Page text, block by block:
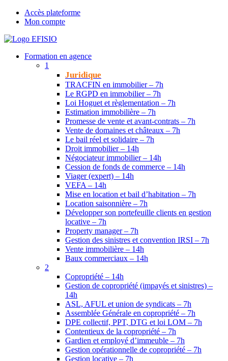
Accès plateforme
Mon compte
Formation en agence
1
Juridique
TRACFIN en immobilier – 7h
Le RGPD en immobilier – 7h
Loi Hoguet et règlementation – 7h
Estimation immobilière – 7h
Promesse de vente et avant-contrats – 7h
Vente de domaines et châteaux – 7h
Le bail réel et solidaire – 7h
Droit immobilier – 14h
Négociateur immobilier – 14h
Cession de fonds de commerce – 14h
Viager (expert) – 14h
VEFA – 14h
Mise en location et bail d’habitation – 7h
Location saisonnière – 7h
Développer son portefeuille clients en gestion
locative – 7h
Property manager – 7h
Gestion des sinistres et convention IRSI – 7h
Vente immobilière – 14h
Baux commerciaux – 14h
2
Copropriété – 14h
Gestion de copropriété (impayés et sinistres) –
14h
ASL, AFUL et union de syndicats – 7h
Assemblée Générale en copropriété – 7h
DPE collectif, PPT, DTG et loi LOM – 7h
Contentieux de la copropriété – 7h
Gardien et employé d’immeuble – 7h
Gestion opérationnelle de copropriété – 7h
Gestion locative – 7h